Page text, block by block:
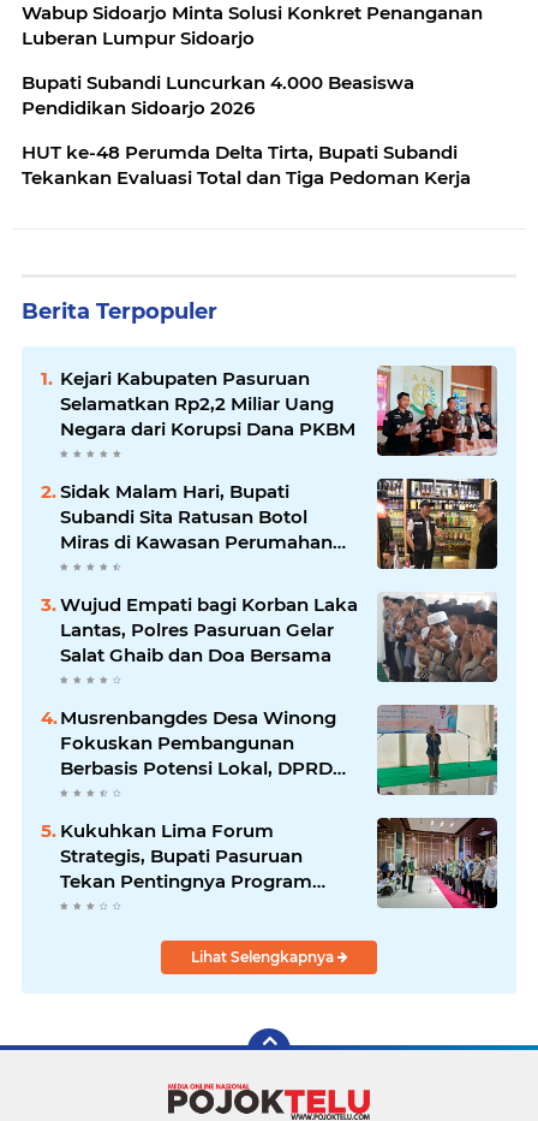
Wabup Sidoarjo Minta Solusi Konkret Penanganan
Luberan Lumpur Sidoarjo
Bupati Subandi Luncurkan 4.000 Beasiswa
Pendidikan Sidoarjo 2026
HUT ke-48 Perumda Delta Tirta, Bupati Subandi
Tekankan Evaluasi Total dan Tiga Pedoman Kerja
Berita Terpopuler
Kejari Kabupaten Pasuruan
Selamatkan Rp2,2 Miliar Uang
Negara dari Korupsi Dana PKBM
Sidak Malam Hari, Bupati
Subandi Sita Ratusan Botol
Miras di Kawasan Perumahan
Sidoarjo
Wujud Empati bagi Korban Laka
Lantas, Polres Pasuruan Gelar
Salat Ghaib dan Doa Bersama
Musrenbangdes Desa Winong
Fokuskan Pembangunan
Berbasis Potensi Lokal, DPRD
Optimistis Meski Dihantam
Efisiensi Anggaran
Kukuhkan Lima Forum
Strategis, Bupati Pasuruan
Tekan Pentingnya Program
Nyata untuk Rakyat
Lihat Selengkapnya